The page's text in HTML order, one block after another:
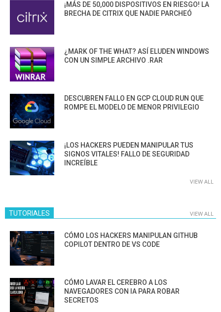
¡MÁS DE 50,000 DISPOSITIVOS EN RIESGO! LA
BRECHA DE CITRIX QUE NADIE PARCHEÓ
¿MARK OF THE WHAT? ASÍ ELUDEN WINDOWS
CON UN SIMPLE ARCHIVO .RAR
DESCUBREN FALLO EN GCP CLOUD RUN QUE
ROMPE EL MODELO DE MENOR PRIVILEGIO
¡LOS HACKERS PUEDEN MANIPULAR TUS
SIGNOS VITALES! FALLO DE SEGURIDAD
INCREÍBLE
VIEW ALL
TUTORIALES VIEW ALL
CÓMO LOS HACKERS MANIPULAN GITHUB
COPILOT DENTRO DE VS CODE
CÓMO LAVAR EL CEREBRO A LOS
NAVEGADORES CON IA PARA ROBAR
SECRETOS